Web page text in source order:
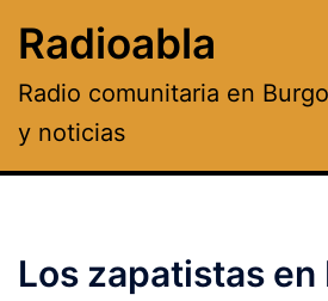
Radioabla
Radio comunitaria en
y noticias
Los zapatistas en